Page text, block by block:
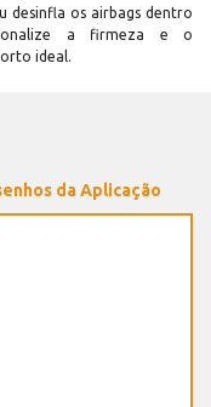
desinfla os airbags dentro
a firmeza e o
ideal.
da Aplicação